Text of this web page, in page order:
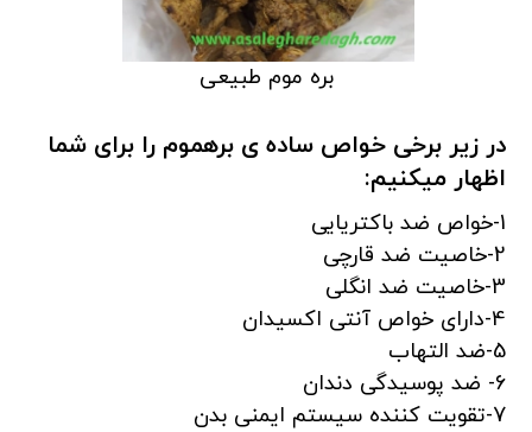
بره موم طبیعی
در زیر برخی خواص ساده ی برهموم را برای شما
اظهار میکنیم:
1-خواص ضد باکتریایی
2-خاصیت ضد قارچی
3-خاصیت ضد انگلی
4-دارای خواص آنتی اکسیدان
5-ضد التهاب
6- ضد پوسیدگی دندان
7-تقویت کننده سیستم ایمنی بدن